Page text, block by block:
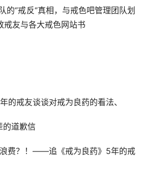
‘’戒反‘’真相，与戒色吧管理团队划
友与各大戒色网站书
的戒友谈谈对戒为良药的看法、
的道歉信
费？！——追《戒为良药》5年的戒